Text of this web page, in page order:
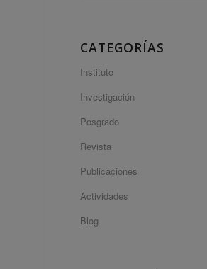
CATEGORÍAS
Instituto
Investigación
Posgrado
Revista
Publicaciones
Actividades
Blog